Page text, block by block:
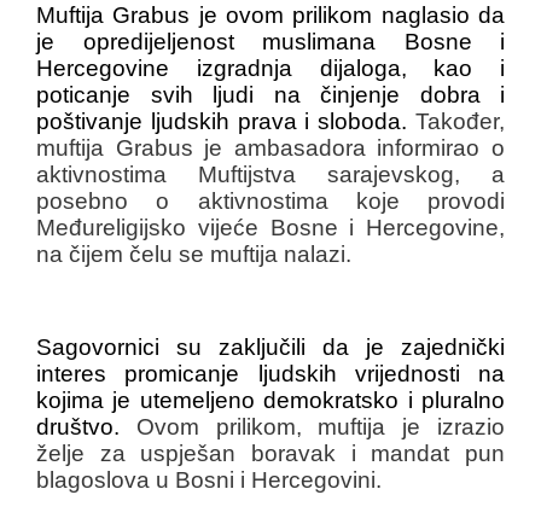
Muftija Grabus je ovom prilikom naglasio da
je opredijeljenost muslimana Bosne i
Hercegovine izgradnja dijaloga, kao i
poticanje svih ljudi na činjenje dobra i
poštivanje ljudskih prava i sloboda. Također,
muftija Grabus je ambasadora informirao o
aktivnostima Muftijstva sarajevskog, a
posebno o aktivnostima koje provodi
Međureligijsko vijeće Bosne i Hercegovine,
na čijem čelu se muftija nalazi.
Sagovornici su zaključili da je zajednički
interes promicanje ljudskih vrijednosti na
kojima je utemeljeno demokratsko i pluralno
društvo. Ovom prilikom, muftija je izrazio
želje za uspješan boravak i mandat pun
blagoslova u Bosni i Hercegovini.